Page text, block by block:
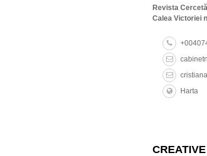
Revista
Calea Victoriei
Harta